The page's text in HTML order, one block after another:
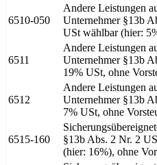
6510-050
Andere Leistungen
Unternehmer §13b
USt wählbar (hier:
6511
Andere Leistungen
Unternehmer §13b
19% USt, ohne
6512
Andere Leistungen
Unternehmer §13b
7% USt, ohne
6515-160
§13b Abs. 2 Nr. 2
(hier: 16%), ohne